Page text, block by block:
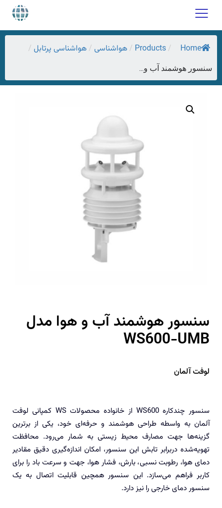
Home
/
Products
/ هواشناسی / هواشناسی پرتابل /
سنسور هوشمند آب و...
سنسور هوشمند آب و هوا مدل
WS600-UMB
لوفت آلمان
سنسور چند‌کاره WS600 از خانواده محصولات WS کمپانی لوفت
آلمان به واسطه طراحی هوشمند و حرفه‌ای خود، یکی از برترین
گزینه‌ها جهت مصارف محیط زیستی به شمار می‌رود. محافظت
تهویه‌شده دربرابر تابش این سنسور، امکان اندازه‌گیری دقیق مقادیر
دمای هوا، رطوبت نسبی، بارش، فشار هوا، جهت و سرعت باد را برای
کاربر فراهم می‌سازد. این سنسور همچین قابلیت اتصال به یک
سنسور دمای خارجی را نیز دارد.